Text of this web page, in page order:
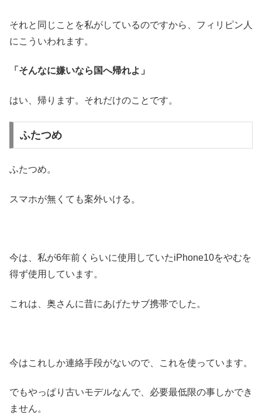
それと同じことを私がしているのですから、フィリピン人
にこういわれます。
「そんなに嫌いなら国へ帰れよ」
はい、帰ります。それだけのことです。
ふたつめ
ふたつめ。
スマホが無くても案外いける。
今は、私が6年前くらいに使用していたiPhone10をやむを
得ず使用しています。
これは、奥さんに昔にあげたサブ携帯でした。
今はこれしか連絡手段がないので、これを使っています。
でもやっぱり古いモデルなんで、必要最低限の事しかでき
ません。